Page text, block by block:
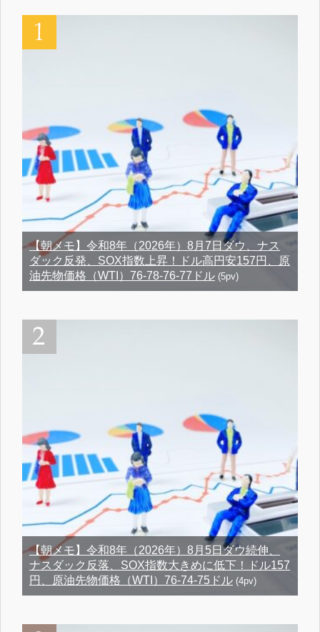
【朝メモ】令和8年（2026年）8月7日ダウ、ナス
ダック反発、SOX指数上昇！ドル高円安157円、原
油先物価格（WTI）76-78-76-77ドル (5pv)
【朝メモ】令和8年（2026年）8月5日ダウ続伸、
ナスダック反落、SOX指数大きめに低下！ドル157
円、原油先物価格（WTI）76-74-75ドル (4pv)